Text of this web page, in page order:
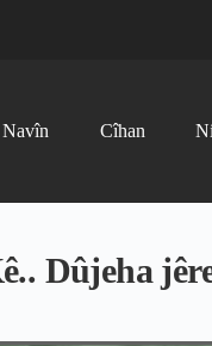
Cîhan
Dûjeha